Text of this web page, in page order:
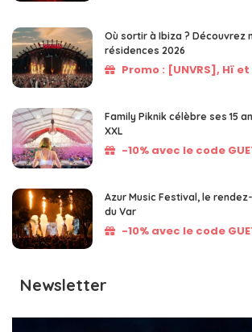
Où sortir à Ibiza ? Découvrez
résidences 2026
Promo : [UNVRS], Hï
Family Piknik célèbre ses 15
XXL
-10% avec le code
Azur Music Festival, le
du Var
-10% avec le code
Newsletter